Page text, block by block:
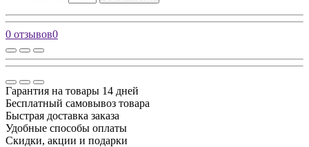
0 отзывов0
Гарантия на товары 14 дней
Бесплатный самовывоз товара
Быстрая доставка заказа
Удобные способы оплаты
Скидки, акции и подарки